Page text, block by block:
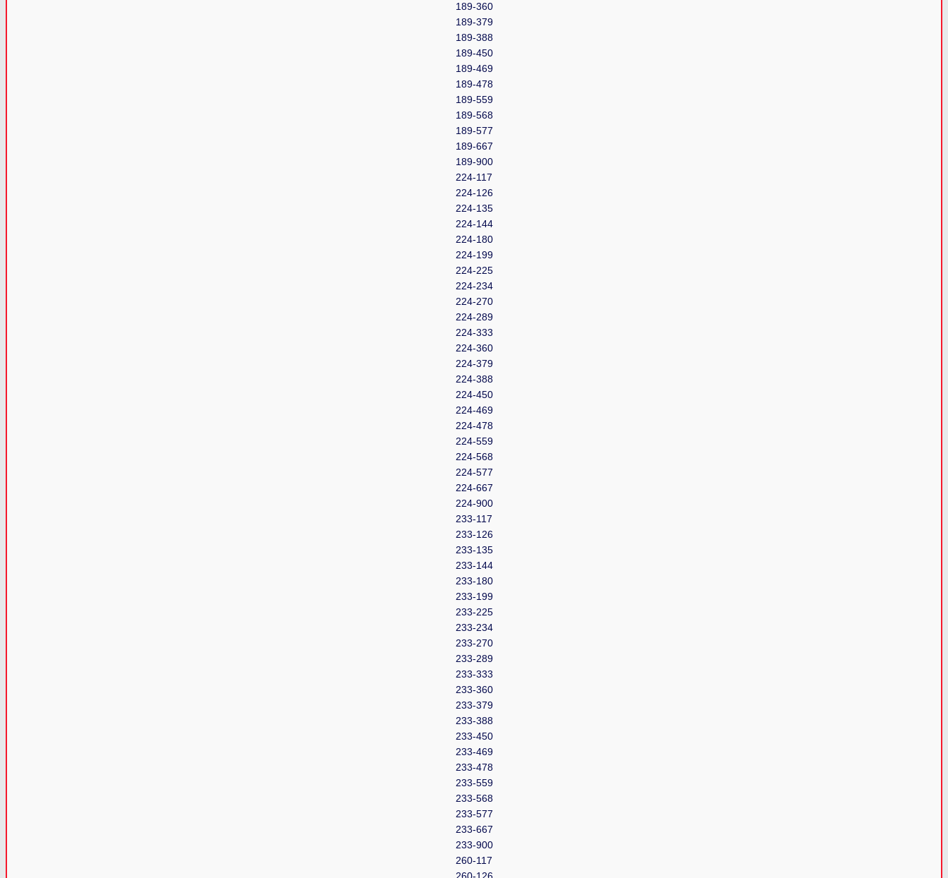
189-360
189-379
189-388
189-450
189-469
189-478
189-559
189-568
189-577
189-667
189-900
224-117
224-126
224-135
224-144
224-180
224-199
224-225
224-234
224-270
224-289
224-333
224-360
224-379
224-388
224-450
224-469
224-478
224-559
224-568
224-577
224-667
224-900
233-117
233-126
233-135
233-144
233-180
233-199
233-225
233-234
233-270
233-289
233-333
233-360
233-379
233-388
233-450
233-469
233-478
233-559
233-568
233-577
233-667
233-900
260-117